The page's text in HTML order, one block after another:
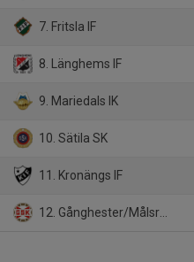
7. Fritsla IF
8. Länghems IF
9. Mariedals IK
10. Sätila SK
11. Kronängs IF
12. Gånghester/Målsryd